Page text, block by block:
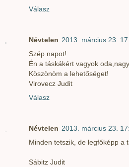
Válasz
Névtelen 2013. március 23.
Szép napot!
Én a táskákért vagyok
Köszönöm a lehetőséget!
Virovecz Judit
Válasz
Névtelen 2013. március 23.
Minden tetszik, de legfőképp a
Sábitz Judit